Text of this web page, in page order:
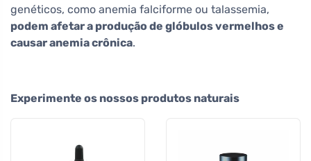
genéticos, como anemia falciforme ou talassemia,
podem afetar a produção de glóbulos vermelhos e
causar anemia crônica.
Experimente os nossos produtos naturais